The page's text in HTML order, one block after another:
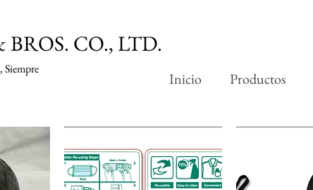
CO., LTD.
Inicio Productos